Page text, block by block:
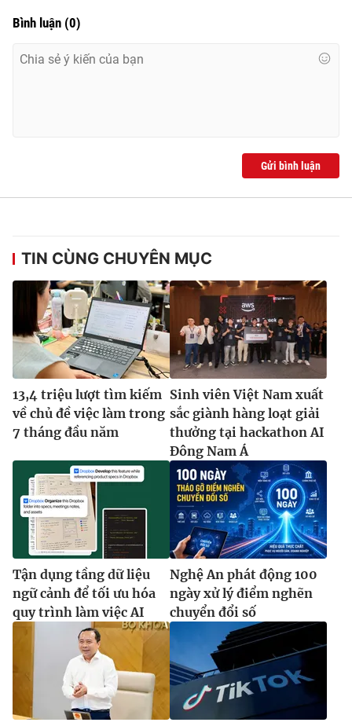
Bình luận (0)
Gửi bình luận
TIN CÙNG CHUYÊN MỤC
13,4 triệu lượt tìm kiếm
về chủ đề việc làm trong
7 tháng đầu năm
Sinh viên Việt Nam xuất
sắc giành hàng loạt giải
thưởng tại hackathon AI
Đông Nam Á
Tận dụng tầng dữ liệu
ngữ cảnh để tối ưu hóa
quy trình làm việc AI
Nghệ An phát động 100
ngày xử lý điểm nghẽn
chuyển đổi số